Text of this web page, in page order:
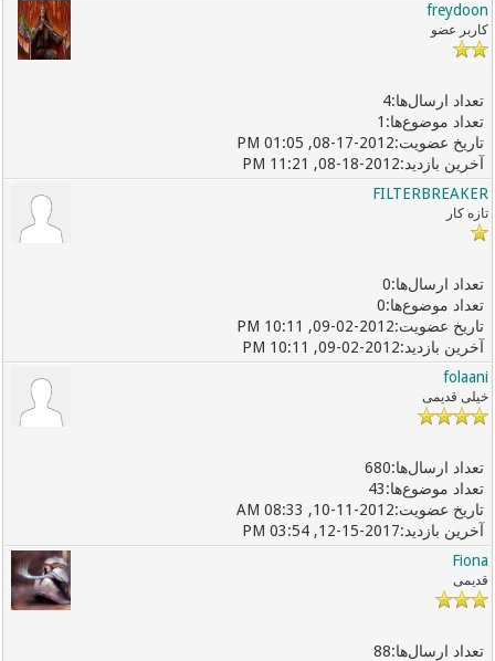
freydoon
کاربر عضو
4
1
08-17-2012, 01:05 PM
08-18-2012, 11:21 PM
FILTERBREAKER
تازه کار
0
0
09-02-2012, 10:11 PM
09-02-2012, 10:11 PM
folaani
خیلی قدیمی
680
43
10-11-2012, 08:33 AM
12-15-2017, 03:54 PM
Fiona
قدیمی
88